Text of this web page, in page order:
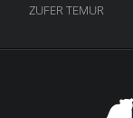
ZUFER TEMUR